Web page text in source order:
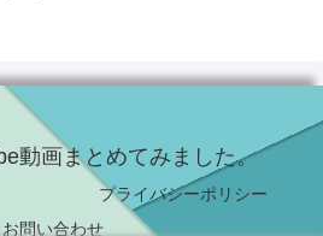
動画まとめてみました。
プライバシーポリシー
お問い合わせ